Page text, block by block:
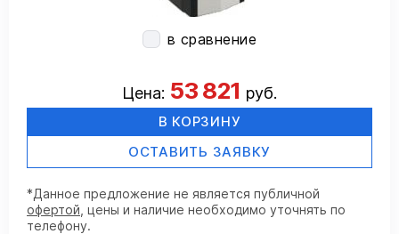
в сравнение
Цена: 53 821 руб.
В КОРЗИНУ
ОСТАВИТЬ ЗАЯВКУ
*Данное предложение не является публичной
офертой , цены и наличие необходимо уточнять по
телефону.